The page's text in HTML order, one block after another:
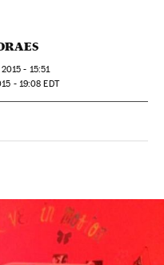
- 15:51
- 19:08 EDT